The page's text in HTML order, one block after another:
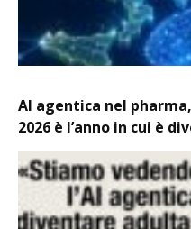
AI agentica nel
2026 è l’anno in cui è